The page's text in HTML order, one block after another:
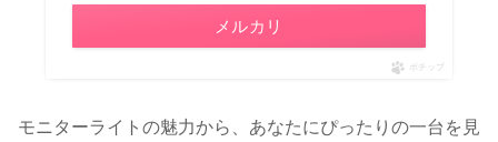
メルカリ
ポチップ
モニターライトの魅力から、あなたにぴったりの一台を見